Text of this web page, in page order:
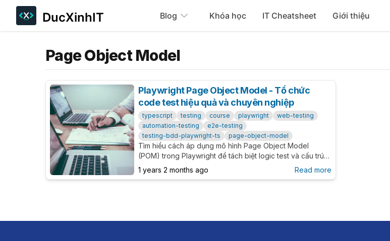
DucXinhIT Blog Khóa học IT Cheatsheet Giới thiệu
Page Object Model
Playwright Page Object Model - Tổ chức
code test hiệu quả và chuyên nghiệp
typescript testing course playwright
web-testing
automation-testing
e2e-testing
testing-bdd-playwright-ts
page-object-model
Tìm hiểu cách áp dụng mô hình Page Object Model
(POM) trong Playwright để tách biệt logic test và cấu trúc
trang web, giúp mã nguồn dễ đọc, dễ bảo trì và mở rộng.
Hướng dẫn chi tiết từ cơ bản đến nâng cao.
1 years 2 months ago Read more